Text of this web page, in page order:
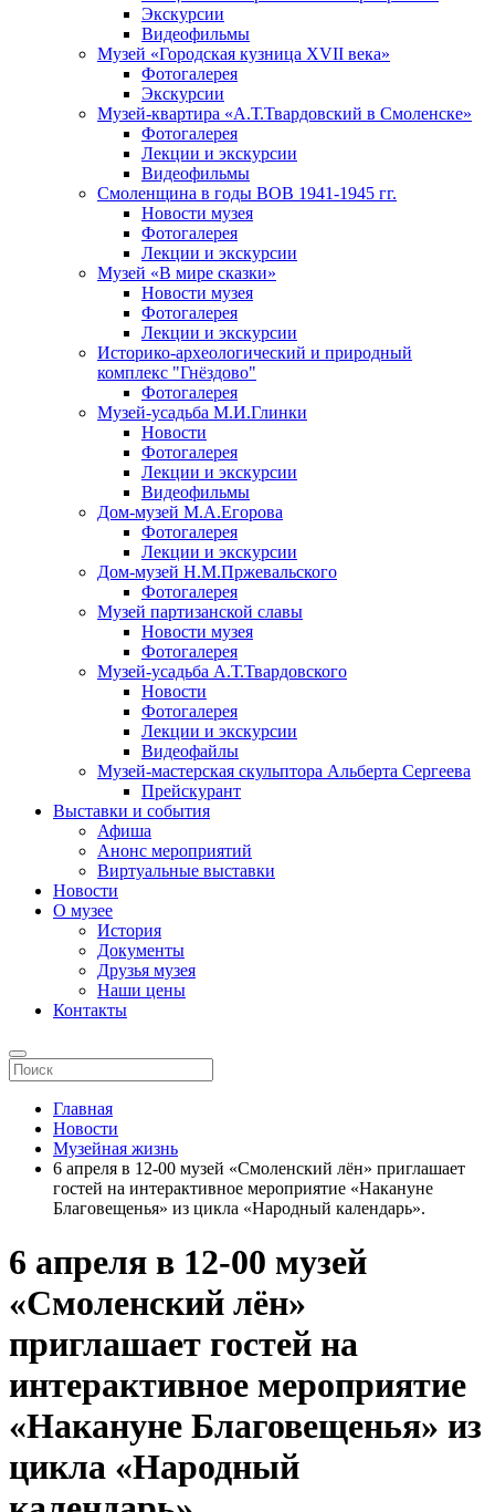
Экскурсии
Видеофильмы
Музей «Городская кузница XVII века»
Фотогалерея
Экскурсии
Музей-квартира «А.Т.Твардовский в Смоленске»
Фотогалерея
Лекции и экскурсии
Видеофильмы
Смоленщина в годы ВОВ 1941-1945 гг.
Новости музея
Фотогалерея
Лекции и экскурсии
Музей «В мире сказки»
Новости музея
Фотогалерея
Лекции и экскурсии
Историко-археологический и природный
комплекс "Гнёздово"
Фотогалерея
Музей-усадьба М.И.Глинки
Новости
Фотогалерея
Лекции и экскурсии
Видеофильмы
Дом-музей М.А.Егорова
Фотогалерея
Лекции и экскурсии
Дом-музей Н.М.Пржевальского
Фотогалерея
Музей партизанской славы
Новости музея
Фотогалерея
Музей-усадьба А.Т.Твардовского
Новости
Фотогалерея
Лекции и экскурсии
Видеофайлы
Музей-мастерская скульптора Альберта Сергеева
Прейскурант
Выставки и события
Афиша
Анонс мероприятий
Виртуальные выставки
Новости
О музее
История
Документы
Друзья музея
Наши цены
Контакты
Главная
Новости
Музейная жизнь
6 апреля в 12-00 музей «Смоленский лён» приглашает
гостей на интерактивное мероприятие «Накануне
Благовещенья» из цикла «Народный календарь».
6 апреля в 12-00 музей
«Смоленский лён»
приглашает гостей на
интерактивное мероприятие
«Накануне Благовещенья» из
цикла «Народный